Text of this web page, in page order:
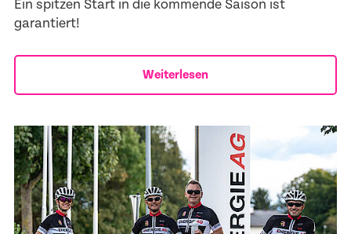
Ein spitzen Start in die kommende Saison ist
garantiert!
Weiterlesen